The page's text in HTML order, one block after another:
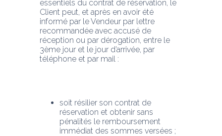
essentiels du contrat de réservation, le
Client peut, et après en avoir été
informé par le Vendeur par lettre
recommandée avec accusé de
réception ou par dérogation, entre le
3ème jour et le jour d’arrivée, par
téléphone et par mail :
soit résilier son contrat de
réservation et obtenir sans
pénalités le remboursement
immédiat des sommes versées ;